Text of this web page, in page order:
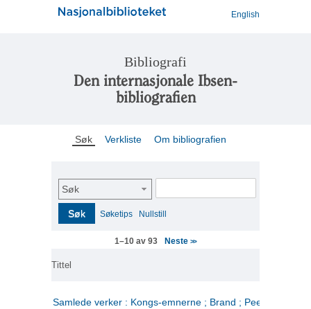
English
Bibliografi
Den internasjonale Ibsen-
bibliografien
Søk Verkliste Om bibliografien
Søk
Søk Søketips Nullstill
1–10 av 93 Neste>>
Tittel
Samlede verker : Kongs-emnerne ; Brand ; Peer Gynt. 2